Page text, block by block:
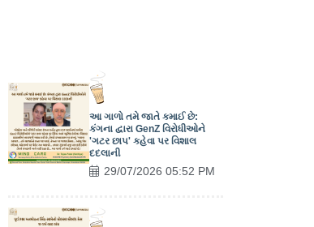
આ ગાળો તમે જાતે કમાઈ છે:
કંગના દ્વારા GenZ વિરોધીઓને
'ગટર છાપ' કહેવા પર વિશાલ
દદલાની
29/07/2026 05:52 PM